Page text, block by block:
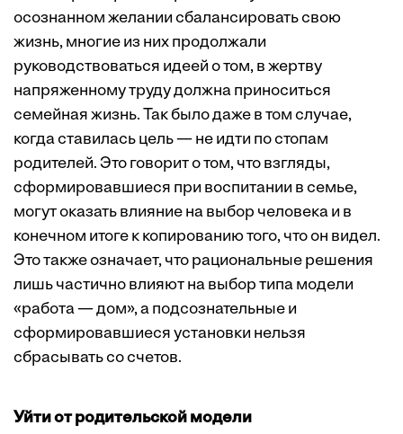
осознанном желании сбалансировать свою
жизнь, многие из них продолжали
руководствоваться идеей о том, в жертву
напряженному труду должна приноситься
семейная жизнь. Так было даже в том случае,
когда ставилась цель — не идти по стопам
родителей. Это говорит о том, что взгляды,
сформировавшиеся при воспитании в семье,
могут оказать влияние на выбор человека и в
конечном итоге к копированию того, что он видел.
Это также означает, что рациональные решения
лишь частично влияют на выбор типа модели
«работа — дом», а подсознательные и
сформировавшиеся установки нельзя
сбрасывать со счетов.
Уйти от родительской модели